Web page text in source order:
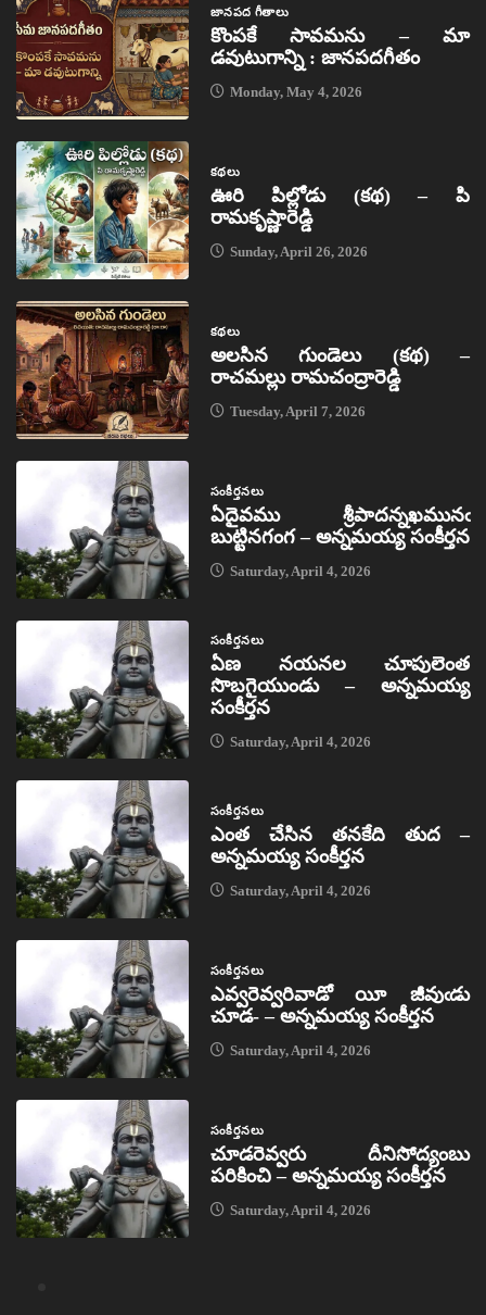
జానపద గీతాలు
కొంపకే సావమను – మా
డవుటుగాన్ని : జానపదగీతం
Monday, May 4, 2026
కథలు
ఊరి పిల్లోడు (కథ) – పి
రామకృష్ణారెడ్డి
Sunday, April 26, 2026
కథలు
అలసిన గుండెలు (కథ) –
రాచమల్లు రామచంద్రారెడ్డి
Tuesday, April 7, 2026
సంకీర్తనలు
ఏదైవము శ్రీపాదన్నఖమునఁ
బుట్టినగంగ – అన్నమయ్య సంకీర్తన
Saturday, April 4, 2026
సంకీర్తనలు
ఏణ నయనల చూపులెంత
సొబగైయుండు – అన్నమయ్య
సంకీర్తన
Saturday, April 4, 2026
సంకీర్తనలు
ఎంత చేసిన తనకేది తుద –
అన్నమయ్య సంకీర్తన
Saturday, April 4, 2026
సంకీర్తనలు
ఎవ్వరెవ్వరివాడో యీ జీవుఁడు
చూడ- – అన్నమయ్య సంకీర్తన
Saturday, April 4, 2026
సంకీర్తనలు
చూడరెవ్వరు దీనిసోద్యంబు
పరికించి – అన్నమయ్య సంకీర్తన
Saturday, April 4, 2026